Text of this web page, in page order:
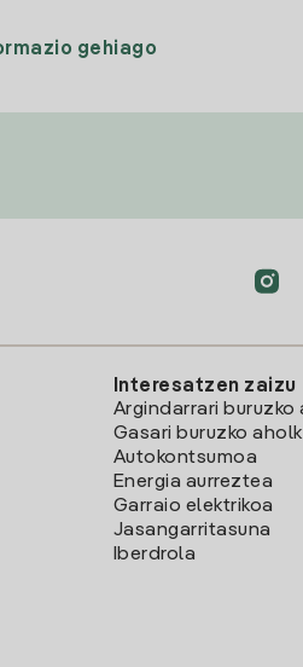
gehiago
Interesatzen zaizu
Argindarrari buruzko
Gasari buruzko
Autokontsumoa
Energia aurreztea
Garraio elektrikoa
Jasangarritasuna
Iberdrola